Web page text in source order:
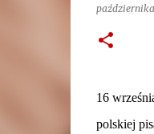
16
polskiej